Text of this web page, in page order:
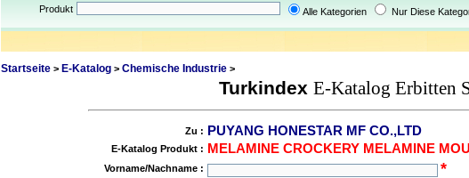
Produkt Alle Kategorien Nur Diese
Startseite > E-Katalog> Chemische Industrie>
Turkindex E-Katalog Erbitten
Zu : PUYANG HONESTAR MF CO.,LTD
E-Katalog Produkt : MELAMINE CROCKERY MELAMINE
Vorname/Nachname : *